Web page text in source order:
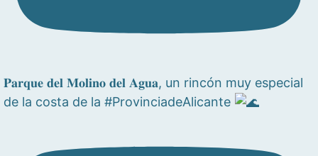
𝐏𝐚𝐫𝐪𝐮𝐞 𝐝𝐞𝐥 𝐌𝐨𝐥𝐢𝐧𝐨 𝐝𝐞𝐥 𝐀𝐠𝐮𝐚, un rincón muy especial
de la costa de la #ProvinciadeAlicante